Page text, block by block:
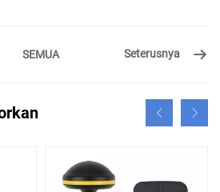
SEMUA Seterusnya